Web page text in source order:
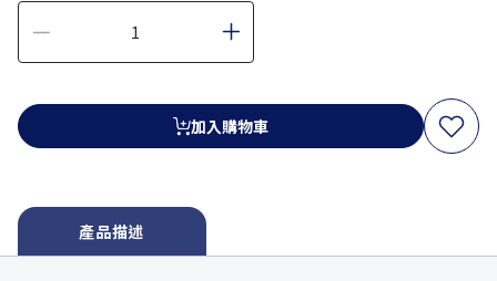
加入購物車
產品描述